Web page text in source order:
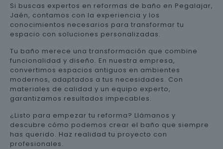
Si buscas expertos en reformas de baño en Pegalajar,
Jaén, contamos con la experiencia y los
conocimientos necesarios para transformar tu
espacio con soluciones personalizadas.
Tu baño merece una transformación que combine
funcionalidad y diseño. En nuestra empresa,
convertimos espacios antiguos en ambientes
modernos, adaptados a tus necesidades. Con
materiales de calidad y un equipo experto,
garantizamos resultados impecables.
¿Listo para empezar tu reforma? Llámanos y
descubre cómo podemos crear el baño que siempre
has querido. Haz realidad tu proyecto con
profesionales.